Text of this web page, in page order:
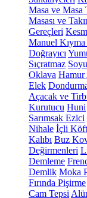
Masa ve Masa
Masası ve
Gereçleri
Manuel
Doğrayıcı
Sıçratmaz
Oklava Hamur
Elek
Açacak ve
Kurutucu Huni
Sarımsak Ezici
Nihale İçli
Kalıbı Buz
Değirmenleri
Demleme
Demlik Moka
Fırında Pişirme
Cam Tepsi